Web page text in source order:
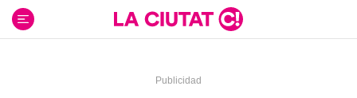
contenido